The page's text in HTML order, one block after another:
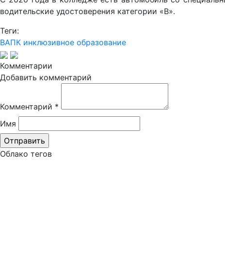
водительские удостоверения категории «В».
Теги:
ВАПК инклюзивное образование
Комментарии
Добавить комментарий
Комментарий *
Имя
Облако тегов